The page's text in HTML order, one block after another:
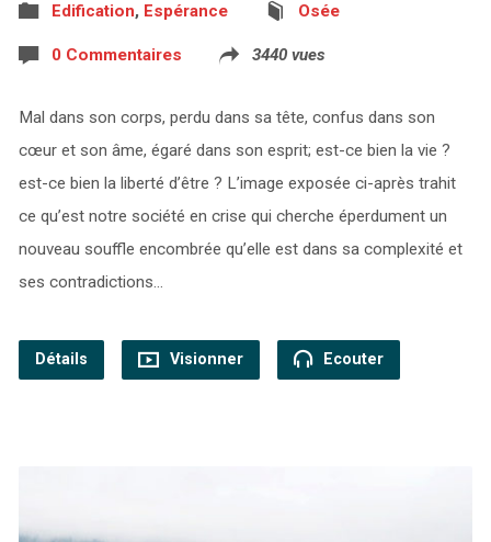
Edification, Espérance Osée
0 Commentaires 3440 vues
Mal dans son corps, perdu dans sa tête, confus dans son
cœur et son âme, égaré dans son esprit; est-ce bien la vie ?
est-ce bien la liberté d’être ? L’image exposée ci-après trahit
ce qu’est notre société en crise qui cherche éperdument un
nouveau souffle encombrée qu’elle est dans sa complexité et
ses contradictions…
Détails Visionner Ecouter